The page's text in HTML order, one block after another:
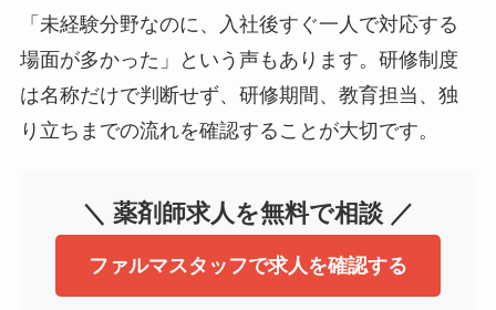
「未経験分野なのに、入社後すぐ一人で対応する
場面が多かった」という声もあります。研修制度
は名称だけで判断せず、研修期間、教育担当、独
り立ちまでの流れを確認することが大切です。
＼ 薬剤師求人を無料で相談 ／
ファルマスタッフで求人を確認する